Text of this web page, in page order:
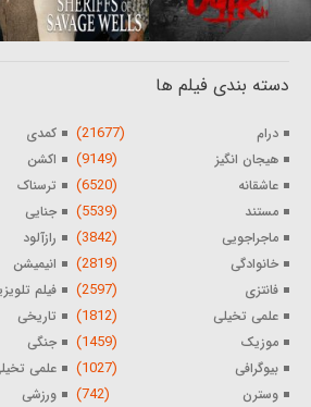
دسته بندی فیلم ها
درام (21677) کمدی
هیجان انگیز (9149) اکشن
عاشقانه (6520) ترسناک
مستند (5539) جنایی
ماجراجویی (3842) رازآلود
خانوادگی (2819) انیمیشن
فانتزی (2597) فیلم
علمی تخیلی (1812) تاریخی
موزیک (1459) جنگی
بیوگرافی (1027) علمی
وسترن (742) ورزشی